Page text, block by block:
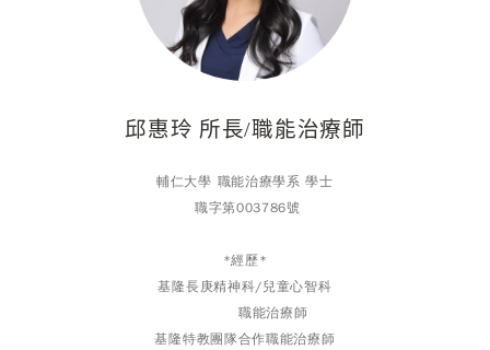
邱惠玲 所長/職能治療師
輔仁大學 職能治療學系 學士
職字第003786號
*經歷*
基隆長庚精神科/兒童心智科
職能治療師
基隆特教團隊合作職能治療師